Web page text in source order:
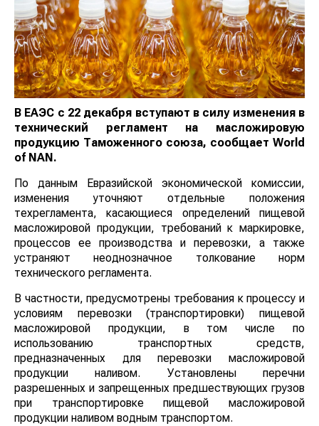
В ЕАЭС с 22 декабря вступают в силу изменения в
технический регламент на масложировую
продукцию Таможенного союза, сообщает World
of NAN .
По данным Евразийской экономической комиссии,
изменения уточняют отдельные положения
техрегламента, касающиеся определений пищевой
масложировой продукции, требований к маркировке,
процессов ее производства и перевозки, а также
устраняют неоднозначное толкование норм
технического регламента.
В частности, предусмотрены требования к процессу и
условиям перевозки (транспортировки) пищевой
масложировой продукции, в том числе по
использованию транспортных средств,
предназначенных для перевозки масложировой
продукции наливом. Установлены перечни
разрешенных и запрещенных предшествующих грузов
при транспортировке пищевой масложировой
продукции наливом водным транспортом.